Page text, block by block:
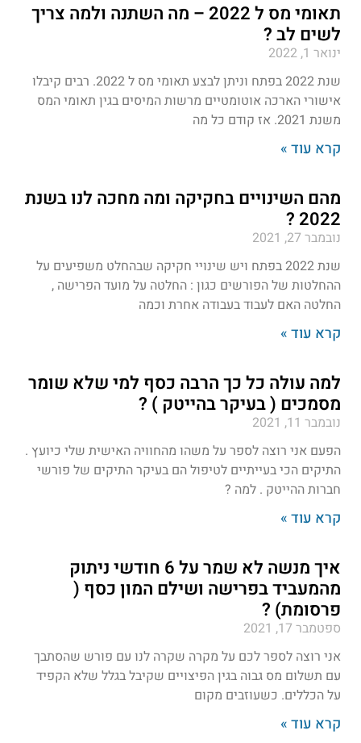
תאומי מס ל 2022 – מה השתנה ולמה צריך
לשים לב ?
ינואר 1, 2022
שנת 2022 בפתח וניתן לבצע תאומי מס ל 2022. רבים קיבלו
אישורי הארכה אוטומטיים מרשות המיסים בגין תאומי המס
משנת 2021. אז קודם כל מה
קרא עוד »
מהם השינויים בחקיקה ומה מחכה לנו בשנת
2022 ?
נובמבר 27, 2021
שנת 2022 בפתח ויש שינויי חקיקה שבהחלט משפיעים על
ההחלטות של הפורשים כגון : החלטה על מועד הפרישה ,
החלטה האם לעבוד בעבודה אחרת וכמה
קרא עוד »
למה עולה כל כך הרבה כסף למי שלא שומר
מסמכים ( בעיקר בהייטק ) ?
נובמבר 11, 2021
הפעם אני רוצה לספר על משהו מהחוויה האישית שלי כיועץ .
התיקים הכי בעייתיים לטיפול הם בעיקר התיקים של פורשי
חברות ההייטק . למה ?
קרא עוד »
איך מנשה לא שמר על 6 חודשי ניתוק
מהמעביד בפרישה ושילם המון כסף (
פרסומת) ?
ספטמבר 17, 2021
אני רוצה לספר לכם על מקרה שקרה לנו עם פורש שהסתבך
עם תשלום מס גבוה בגין הפיצויים שקיבל בגלל שלא הקפיד
על הכללים. כשעוזבים מקום
קרא עוד »